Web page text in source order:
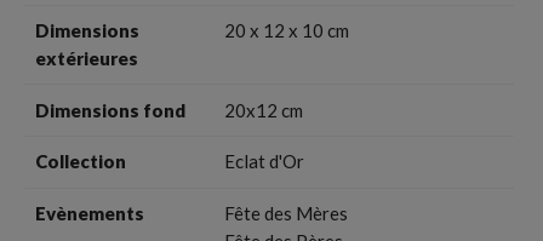
Dimensions
extérieures
20 x 12 x 10 cm
Dimensions fond 20x12 cm
Collection Eclat d'Or
Evènements
Fête des Mères